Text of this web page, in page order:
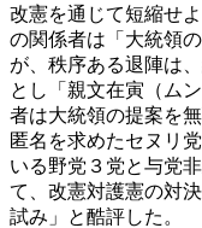
改憲を通じて短縮せ
の関係者は「大統領
が、秩序ある退陣は
とし「親文在寅（ム
者は大統領の提案を
匿名を求めたセヌリ
いる野党３党と与党
て、改憲対護憲の対
試み」と酷評した。